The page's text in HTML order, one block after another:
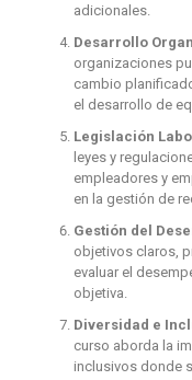
adicionales.
Desarrollo
organizaciones
cambio
el desarrollo de
Legislación
leyes y
empleadores y
en la gestión de
Gestión del
objetivos claros,
evaluar el
objetiva.
Diversidad e
curso aborda la
inclusivos donde